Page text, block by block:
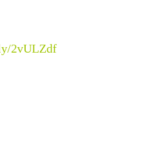
2vULZdf